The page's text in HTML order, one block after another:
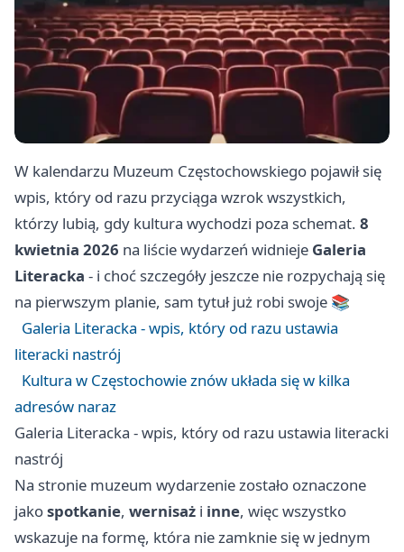
W kalendarzu Muzeum Częstochowskiego pojawił się
wpis, który od razu przyciąga wzrok wszystkich,
którzy lubią, gdy kultura wychodzi poza schemat. 8
kwietnia 2026 na liście wydarzeń widnieje Galeria
Literacka - i choć szczegóły jeszcze nie rozpychają się
na pierwszym planie, sam tytuł już robi swoje 📚
Galeria Literacka - wpis, który od razu ustawia
literacki nastrój
Kultura w Częstochowie znów układa się w kilka
adresów naraz
Galeria Literacka - wpis, który od razu ustawia literacki
nastrój
Na stronie muzeum wydarzenie zostało oznaczone
jakospotkanie, wernisaż i inne, więc wszystko
wskazuje na formę, która nie zamknie się w jednym